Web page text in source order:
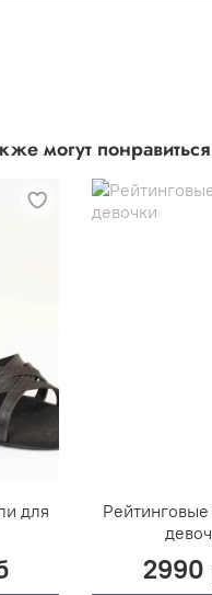
оплаты7 дней с момента
могут понравиться
для
2990